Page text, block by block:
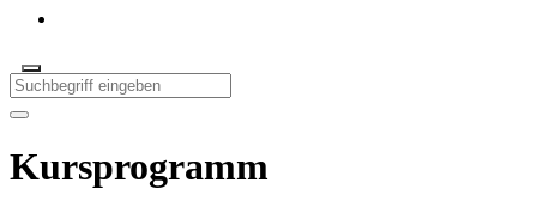
Kursprogramm